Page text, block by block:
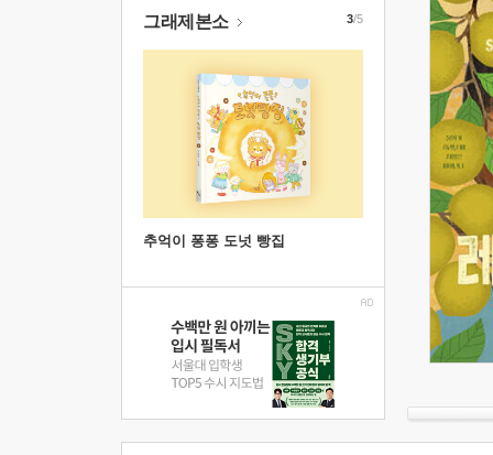
그래제본소
추억이 퐁퐁 도넛 빵집
3/5